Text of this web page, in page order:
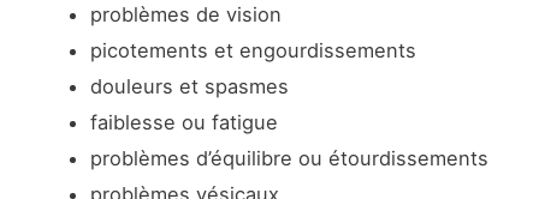
problèmes de vision
picotements et engourdissements
douleurs et spasmes
faiblesse ou fatigue
problèmes d’équilibre ou étourdissements
problèmes vésicaux